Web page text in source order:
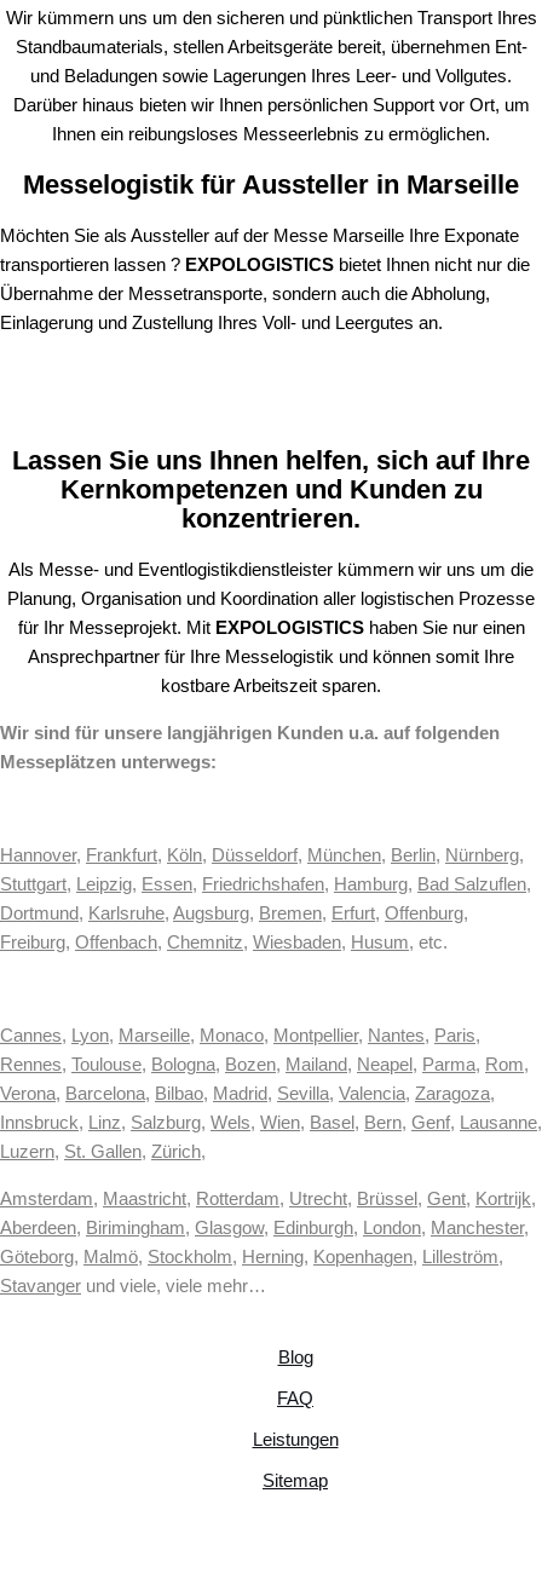
Wir kümmern uns um den sicheren und pünktlichen Transport Ihres
Standbaumaterials, stellen Arbeitsgeräte bereit, übernehmen Ent-
und Beladungen sowie Lagerungen Ihres Leer- und Vollgutes.
Darüber hinaus bieten wir Ihnen persönlichen Support vor Ort, um
Ihnen ein reibungsloses Messeerlebnis zu ermöglichen.
Messelogistik für Aussteller in Marseille
Möchten Sie als Aussteller auf der Messe Marseille Ihre Exponate
transportieren lassen ? EXPOLOGISTICS bietet Ihnen nicht nur die
Übernahme der Messetransporte, sondern auch die Abholung,
Einlagerung und Zustellung Ihres Voll- und Leergutes an.
Lassen Sie uns Ihnen helfen, sich auf Ihre
Kernkompetenzen und Kunden zu
konzentrieren.
Als Messe- und Eventlogistikdienstleister kümmern wir uns um die
Planung, Organisation und Koordination aller logistischen Prozesse
für Ihr Messeprojekt. Mit EXPOLOGISTICS haben Sie nur einen
Ansprechpartner für Ihre Messelogistik und können somit Ihre
kostbare Arbeitszeit sparen.
Wir sind für unsere langjährigen Kunden u.a. auf folgenden
Messeplätzen unterwegs:
Hannover, Frankfurt, Köln, Düsseldorf, München, Berlin, Nürnberg,
Stuttgart, Leipzig, Essen, Friedrichshafen, Hamburg, Bad Salzuflen,
Dortmund, Karlsruhe, Augsburg, Bremen, Erfurt, Offenburg,
Freiburg, Offenbach, Chemnitz, Wiesbaden, Husum, etc.
Cannes, Lyon, Marseille, Monaco, Montpellier, Nantes, Paris,
Rennes, Toulouse, Bologna, Bozen, Mailand, Neapel , Parma, Rom,
Verona, Barcelona, Bilbao, Madrid, Sevilla, Valencia, Zaragoza,
Innsbruck, Linz, Salzburg, Wels, Wien, Basel , Bern, Genf, Lausanne,
Luzern, St. Gallen, Zürich,
Amsterdam, Maastricht, Rotterdam, Utrecht, Brüssel, Gent, Kortrijk,
Aberdeen, Birimingham, Glasgow, Edinburgh, London, Manchester,
Göteborg, Malmö, Stockholm, Herning, Kopenhagen, Lilleström,
Stavanger und viele, viele mehr…
Blog
FAQ
Leistungen
Sitemap